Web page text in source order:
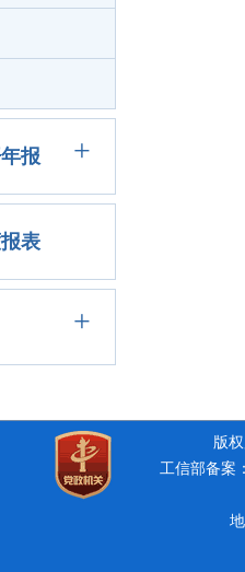
报 +
表
+
版
工信部备案